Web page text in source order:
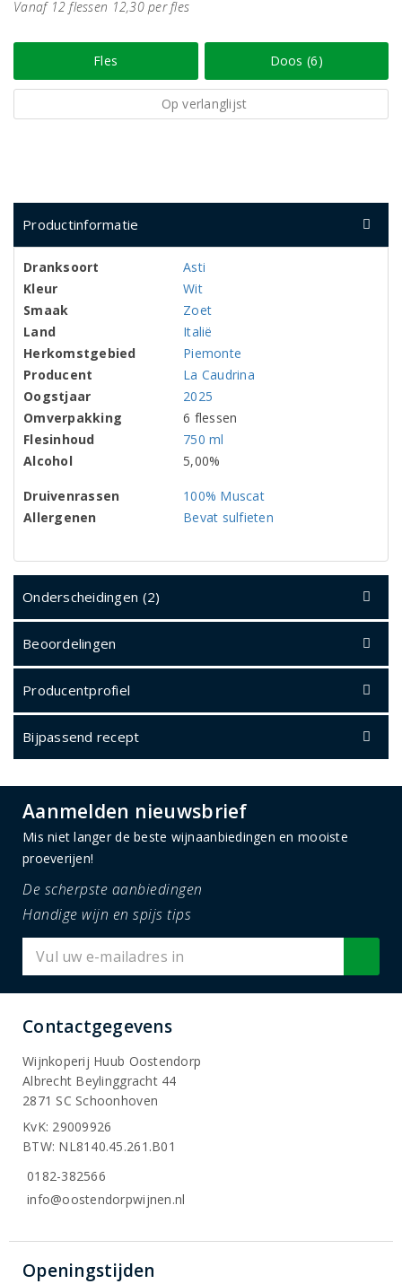
Vanaf 12 flessen 12,30 per fles
Fles Doos (6)
Op verlanglijst
Productinformatie
Dranksoort
Asti
Kleur
Wit
Smaak
Zoet
Land
Italië
Herkomstgebied
Piemonte
Producent
La Caudrina
Oogstjaar
2025
Omverpakking
6 flessen
Flesinhoud
750 ml
Alcohol
5,00%
Druivenrassen
100% Muscat
Allergenen
Bevat sulfieten
Onderscheidingen (2)
Beoordelingen
Producentprofiel
Bijpassend recept
Aanmelden nieuwsbrief
Mis niet langer de beste wijnaanbiedingen en mooiste
proeverijen!
De scherpste aanbiedingen
Handige wijn en spijs tips
Contactgegevens
Wijnkoperij Huub Oostendorp
Albrecht Beylinggracht 44
2871 SC Schoonhoven
KvK: 29009926
BTW: NL8140.45.261.B01
0182-382566
info@oostendorpwijnen.nl
Openingstijden